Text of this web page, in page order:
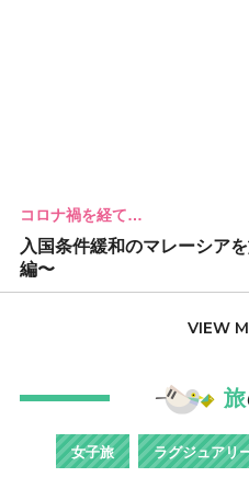
コロナ禍を経て…
入国条件緩和のマレーシア
編〜
VIEW
旅
女子旅 ラグジュアリ